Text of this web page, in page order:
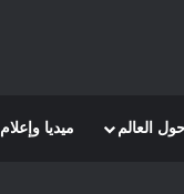
العالم ميديا وإعلام